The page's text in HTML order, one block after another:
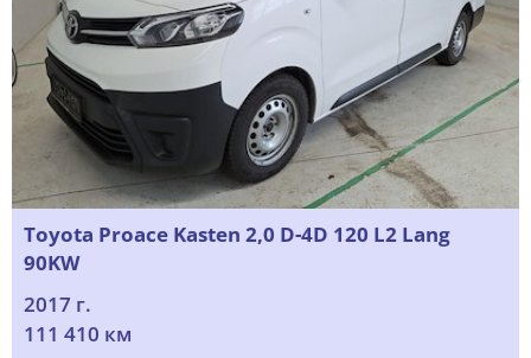
Toyota Proace Kasten 2,0 D-4D 120 L2 Lang
90KW
2017 г.
111 410 км